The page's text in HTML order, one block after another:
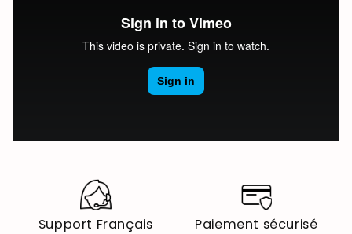
Support Français Paiement sécurisé